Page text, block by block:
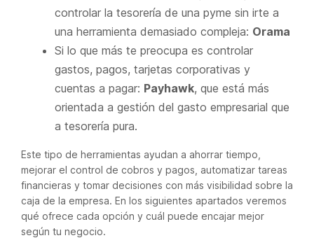
controlar la tesorería de una pyme sin irte a
una herramienta demasiado compleja: Orama
Si lo que más te preocupa es controlar
gastos, pagos, tarjetas corporativas y
cuentas a pagar: Payhawk, que está más
orientada a gestión del gasto empresarial que
a tesorería pura.
Este tipo de herramientas ayudan a ahorrar tiempo,
mejorar el control de cobros y pagos, automatizar tareas
financieras y tomar decisiones con más visibilidad sobre la
caja de la empresa. En los siguientes apartados veremos
qué ofrece cada opción y cuál puede encajar mejor
según tu negocio.